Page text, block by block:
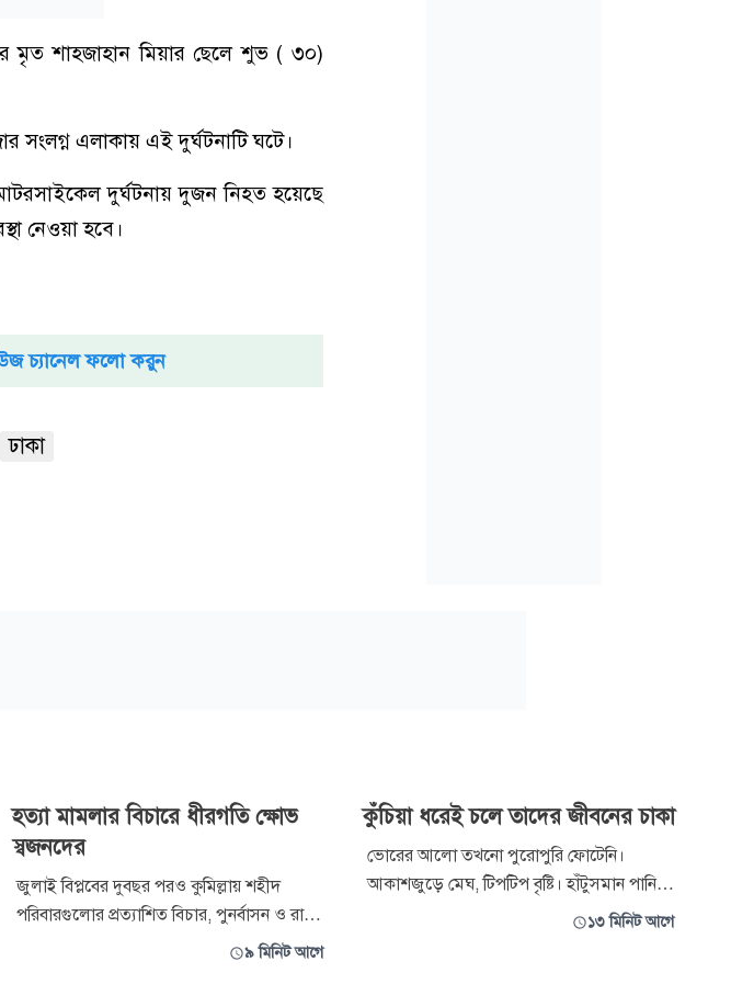
মৃত শাহজাহান মিয়ার ছেলে শুভ ( ৩০)
সংলগ্ন এলাকায় এই দুর্ঘটনাটি ঘটে।
দুর্ঘটনায় দুজন নিহত হয়েছে
নেওয়া হবে।
চ্যানেল ফলো করুন
ঢাকা
হত্যা মামলার বিচারে ধীরগতি ক্ষোভ
স্বজনদের
জুলাই বিপ্লবের দুবছর পরও কুমিল্লায় শহীদ
পরিবারগুলোর প্রত্যাশিত বিচার, পুনর্বাসন ও রাষ্ট্রীয়
মূল্যায়ন এখনো অধরাই রয়ে গেছে। বিচার৯ মিনিট আগে
কুঁচিয়া ধরেই চলে তাদের জীবনের চাকা
ভোরের আলো তখনো পুরোপুরি ফোটেনি।
আকাশজুড়ে মেঘ, টিপটিপ বৃষ্টি। হাঁটুসমান পানিতে
নেমে কাঁধে বাঁশের তৈরি বিশেষ ‘চাঁই’ আর হাতে
১৩ মিনিট আগে